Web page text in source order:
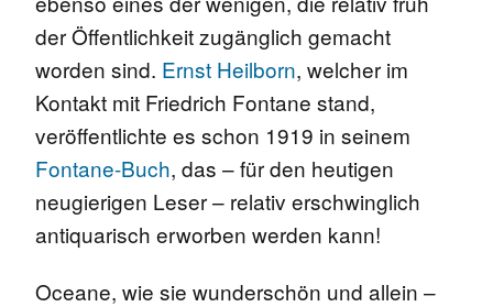
der Öffentlichkeit zugänglich gemacht
worden sind. Ernst Heilborn, welcher im
Kontakt mit Friedrich Fontane stand,
veröffentlichte es schon 1919 in seinem
Fontane-Buch, das – für den heutigen
neugierigen Leser – relativ erschwinglich
antiquarisch erworben werden kann!
Oceane, wie sie wunderschön und allein –